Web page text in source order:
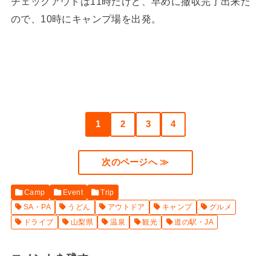
ので、10時にキャンプ場を出発。
1 2 3 4
次のページへ ≫
Camp Event
Trip
SA・PA
うどん アウトドア キャンプ
グルメ
ドライブ
山梨県 温泉 観光 道の駅・JA